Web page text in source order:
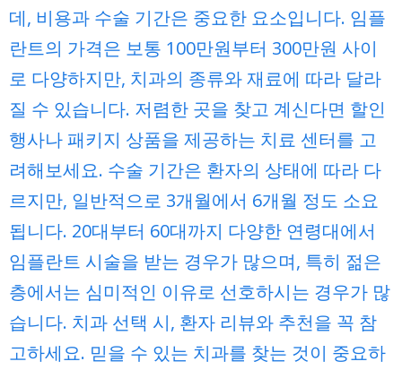
데, 비용과 수술 기간은 중요한 요소입니다. 임플
란트의 가격은 보통 100만원부터 300만원 사이
로 다양하지만, 치과의 종류와 재료에 따라 달라
질 수 있습니다. 저렴한 곳을 찾고 계신다면 할인
행사나 패키지 상품을 제공하는 치료 센터를 고
려해보세요. 수술 기간은 환자의 상태에 따라 다
르지만, 일반적으로 3개월에서 6개월 정도 소요
됩니다. 20대부터 60대까지 다양한 연령대에서
임플란트 시술을 받는 경우가 많으며, 특히 젊은
층에서는 심미적인 이유로 선호하시는 경우가 많
습니다. 치과 선택 시, 환자 리뷰와 추천을 꼭 참
고하세요. 믿을 수 있는 치과를 찾는 것이 중요하